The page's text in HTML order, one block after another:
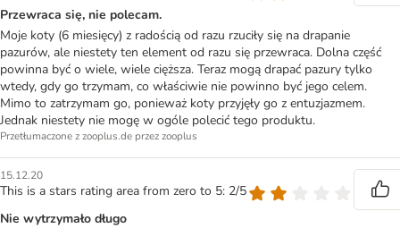
Przewraca się, nie polecam.
Moje koty (6 miesięcy) z radością od razu rzuciły się na drapanie
pazurów, ale niestety ten element od razu się przewraca. Dolna część
powinna być o wiele, wiele cięższa. Teraz mogą drapać pazury tylko
wtedy, gdy go trzymam, co właściwie nie powinno być jego celem.
Mimo to zatrzymam go, ponieważ koty przyjęły go z entuzjazmem.
Jednak niestety nie mogę w ogóle polecić tego produktu.
Przetłumaczone z zooplus.de przez zooplus
15.12.20
This is a stars rating area from zero to 5: 2/5
Nie wytrzymało długo